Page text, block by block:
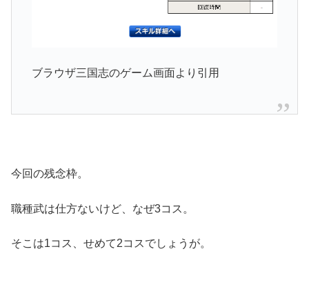
ブラウザ三国志のゲーム画面より引用
今回の残念枠。
職種武は仕方ないけど、なぜ3コス。
そこは1コス、せめて2コスでしょうが。